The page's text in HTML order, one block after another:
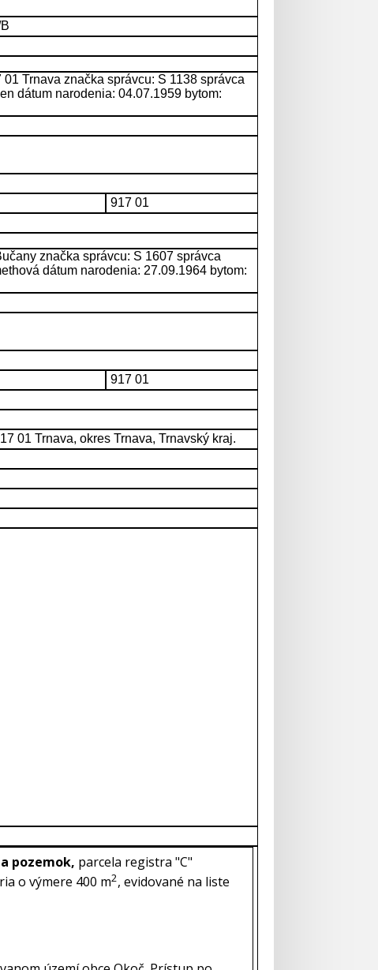
Trnava značka správcu: S 1138 správca
dátum narodenia: 04.07.1959 bytom:
917 01
značka správcu: S 1607 správca
dátum narodenia: 27.09.1964 bytom:
917 01
01 Trnava, okres Trnava, Trnavský kraj.
pozemok, parcela registra "C"
o výmere 400 m2, evidované na liste